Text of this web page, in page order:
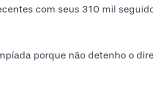
com seus 310 mil
porque não detenho o